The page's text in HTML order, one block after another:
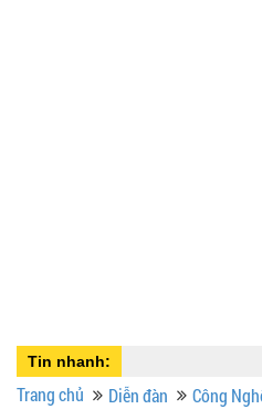
Tin nhanh:
Trang chủ Diễn đàn Công